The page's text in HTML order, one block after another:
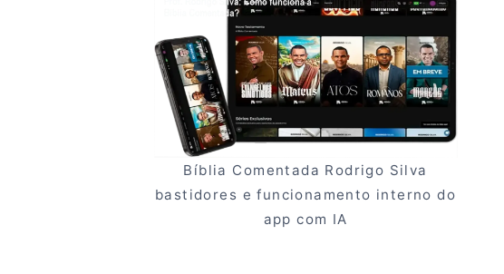
Bíblia Comentada Rodrigo Silva
bastidores e funcionamento interno do
app com IA